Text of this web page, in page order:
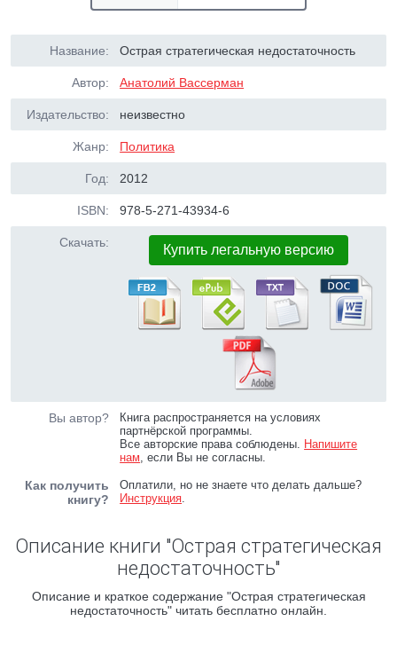
Название: Острая стратегическая недостаточность
Автор: Анатолий Вассерман
Издательство: неизвестно
Жанр: Политика
Год: 2012
ISBN: 978-5-271-43934-6
Скачать: Купить легальную версию
Вы автор?
Книга распространяется на условиях
партнёрской программы.
Все авторские права соблюдены. Напишите
нам, если Вы не согласны.
Как получить
книгу?
Оплатили, но не знаете что делать дальше?
Инструкция.
Описание книги "Острая стратегическая
недостаточность"
Описание и краткое содержание "Острая стратегическая
недостаточность" читать бесплатно онлайн.